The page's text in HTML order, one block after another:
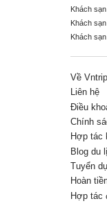
Khách
Khách
Khách
Về Vntrip
Liên hệ
Điều
Chính
Hợp tác
Blog du
Tuyển
Hoàn
Hợp tác